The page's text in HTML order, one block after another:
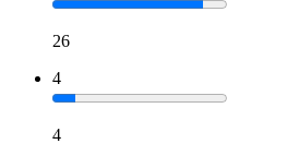
26
4
4